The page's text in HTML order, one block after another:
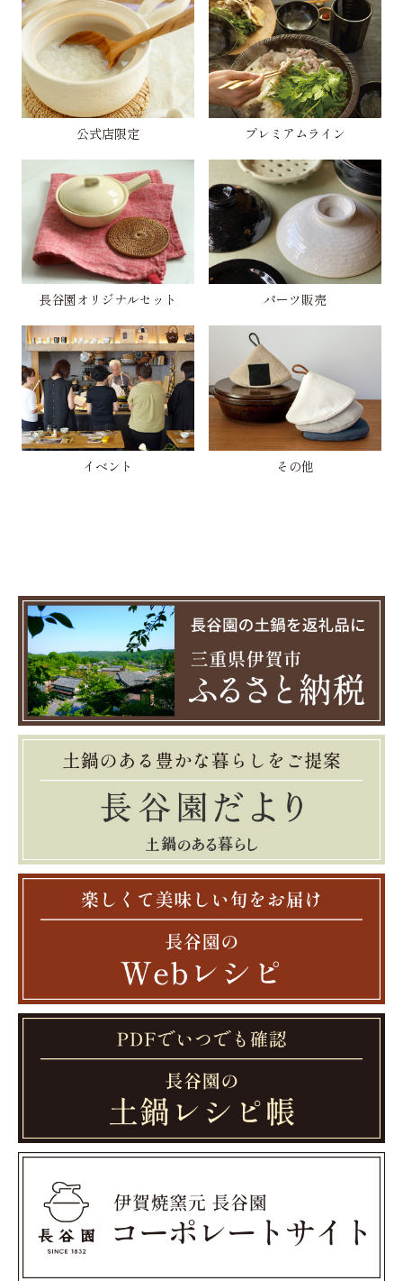
公式店限定 プレミアムライン
長谷園オリジナルセット パーツ販売
イベント その他